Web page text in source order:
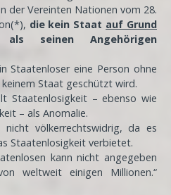
der Vereinten Nationen vom 28.
die kein Staat auf Grund
als seinen Angehörigen
Staatenloser eine Person ohne
Staat geschützt wird.
Staatenlosigkeit – ebenso wie
– als Anomalie.
völkerrechtswidrig, da es
Staatenlosigkeit verbietet.
kann nicht angegeben
weltweit einigen Millionen.“